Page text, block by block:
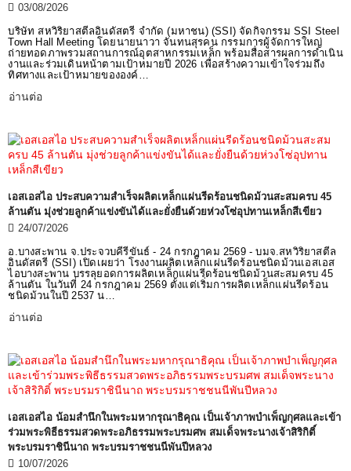
03/08/2026
บริษัท สหวิริยาสตีลอินดัสตรี จำกัด (มหาชน) (SSI) จัดกิจกรรม SSI Steel
Town Hall Meeting โดยนายนาวา จันทนสุรคน กรรมการผู้จัดการใหญ่
ถ่ายทอดภาพรวมสถานการณ์อุตสาหกรรมเหล็ก พร้อมสื่อสารผลการดำเนิน
งานและร่วมเดินหน้าตามเป้าหมายปี 2026 เพื่อสร้างความเข้าใจร่วมถึง
ทิศทางและเป้าหมายขององค์…
อ่านต่อ
เอสเอสไอ ประสบความสำเร็จผลิตเหล็กแผ่นรีดร้อนชนิดม้วนสะสมครบ 45
ล้านตัน มุ่งช่วยลูกค้าแข่งขันได้และยั่งยืนด้วยห่วงโซ่อุปทานเหล็กสีเขียว
24/07/2026
อ.บางสะพาน จ.ประจวบคีรีขันธ์ - 24 กรกฎาคม 2569 - บมจ.สหวิริยาสตีล
อินดัสตรี (SSI) เปิดเผยว่า โรงงานผลิตเหล็กแผ่นรีดร้อนชนิดม้วนเอสเอส
ไอบางสะพาน บรรลุยอดการผลิตเหล็กแผ่นรีดร้อนชนิดม้วนสะสมครบ 45
ล้านตัน ในวันที่ 24 กรกฎาคม 2569 ตั้งแต่เริ่มการผลิตเหล็กแผ่นรีดร้อน
ชนิดม้วนในปี 2537 น…
อ่านต่อ
เอสเอสไอ น้อมสำนึกในพระมหากรุณาธิคุณ เป็นเจ้าภาพบำเพ็ญกุศลและเข้า
ร่วมพระพิธีธรรมสวดพระอภิธรรมพระบรมศพ สมเด็จพระนางเจ้าสิริกิติ์
พระบรมราชินีนาถ พระบรมราชชนนีพันปีหลวง
10/07/2026